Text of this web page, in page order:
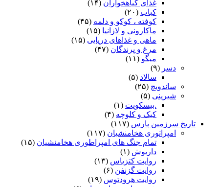
غذای گیاهخواران (۱۴)
کباب (۲۰)
کوفته ، کوکو و دلمه (۴۵)
ماکارونی و لازانیا (۱۵)
ماهی و غذاهای دریایی (۱۵)
مرغ و پرندگان (۴۷)
میگو (۱۱)
دسر (۹)
سالاد (۵)
ساندویچ (۲۵)
شیرینی (۵)
.بیسکویت (۱)
کیک و کلوچه (۴)
تاریخ سرزمین پارس (۱۱۷)
امپراتوری هخامنشیان (۱۱۷)
تمام جنگ های امپراطوری هخامنشیان (۱۵)
داریوش (۱)
روایت کتزیاس (۱۳)
روایت گزنفن (۶)
روایت هرودتوس (۱۹)